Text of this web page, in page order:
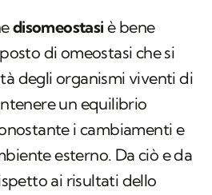
disomeostasi è bene
di omeostasi che si
degli organismi viventi di
un equilibrio
i cambiamenti e
esterno. Da ciò e da
ai risultati dello